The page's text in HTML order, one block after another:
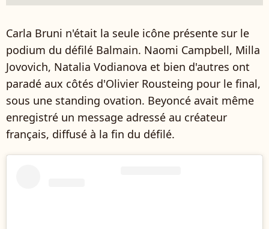
Carla Bruni n'était la seule icône présente sur le
podium du défilé Balmain. Naomi Campbell, Milla
Jovovich, Natalia Vodianova et bien d'autres ont
paradé aux côtés d'Olivier Rousteing pour le final,
sous une standing ovation. Beyoncé avait même
enregistré un message adressé au créateur
français, diffusé à la fin du défilé.